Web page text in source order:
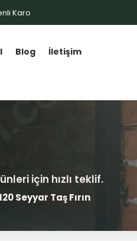
Karo
Blog İletişim
Seyyar Taş Fırın